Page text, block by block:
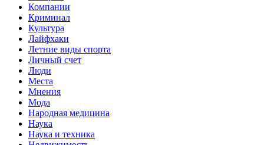
Компании
Криминал
Культура
Лайфхаки
Летние виды спорта
Личный счет
Люди
Места
Мнения
Мода
Народная медицина
Наука
Наука и техника